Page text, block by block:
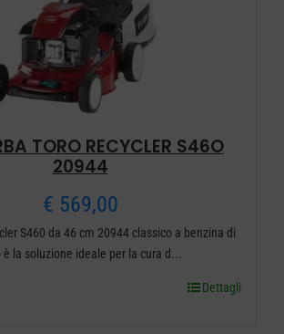
TORO RECYCLER S46O
20944
€ 569,00
S460 da 46 cm 20944 classico a benzina di
è la soluzione ideale per la cura d...
Dettagli